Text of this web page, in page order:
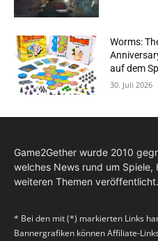
Worms:
auf dem
30. Juli 2026
Game2Gether wurde 2010
welches News rund um Spiele,
weiteren Themen veröffentlicht.
* Bei den mit (*) markierten Links
Bannergrafiken können Affiliate-